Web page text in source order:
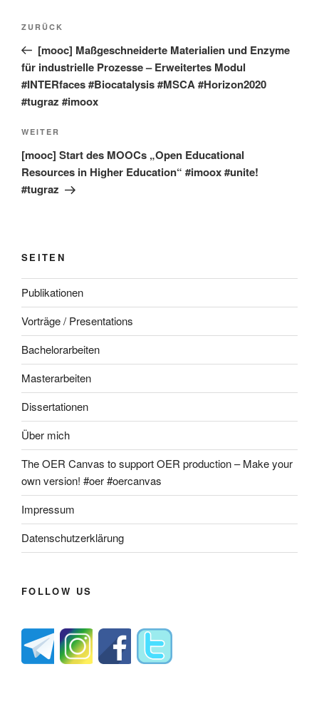
Beitragsnavigation
Vorheriger
Beitrag
ZURÜCK
[mooc] Maßgeschneiderte Materialien und Enzyme
für industrielle Prozesse – Erweitertes Modul
#INTERfaces #Biocatalysis #MSCA #Horizon2020
#tugraz #imoox
Nächster
Beitrag
WEITER
[mooc] Start des MOOCs „Open Educational
Resources in Higher Education“ #imoox #unite!
#tugraz
SEITEN
Publikationen
Vorträge / Presentations
Bachelorarbeiten
Masterarbeiten
Dissertationen
Über mich
The OER Canvas to support OER production – Make your
own version! #oer #oercanvas
Impressum
Datenschutzerklärung
FOLLOW US